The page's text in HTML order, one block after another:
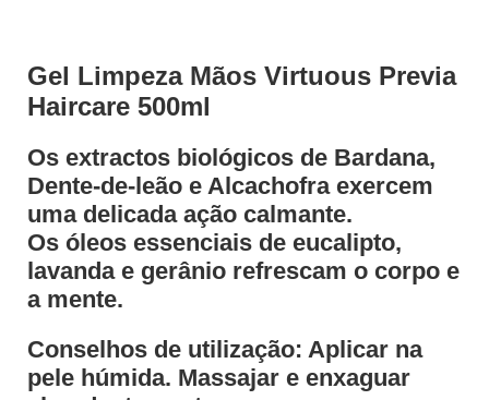
Gel Limpeza Mãos Virtuous Previa
Haircare 500ml
Os extractos biológicos de Bardana,
Dente-de-leão e Alcachofra exercem
uma delicada ação calmante.
Os óleos essenciais de eucalipto,
lavanda e gerânio refrescam o corpo e
a mente.
Conselhos de utilização: Aplicar na
pele húmida. Massajar e enxaguar